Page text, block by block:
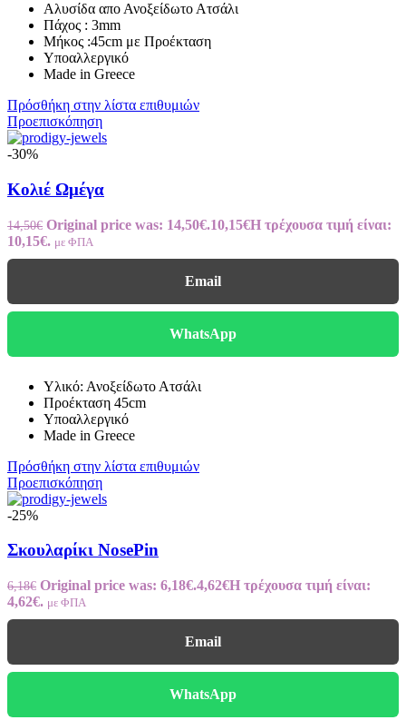
Αλυσίδα απο Ανοξείδωτο Ατσάλι
Πάχος : 3mm
Μήκος :45cm με Προέκταση
Υποαλλεργικό
Made in Greece
Πρόσθήκη στην λίστα επιθυμιών
Προεπισκόπηση
-30%
Κολιέ Ωμέγα
14,50€ Original price was: 14,50€.10,15€Η τρέχουσα τιμή είναι:
10,15€. με ΦΠΑ
Email
WhatsApp
Υλικό: Ανοξείδωτο Ατσάλι
Προέκταση 45cm
Υποαλλεργικό
Made in Greece
Πρόσθήκη στην λίστα επιθυμιών
Προεπισκόπηση
-25%
Σκουλαρίκι NosePin
6,18€ Original price was: 6,18€.4,62€Η τρέχουσα τιμή είναι:
4,62€. με ΦΠΑ
Email
WhatsApp